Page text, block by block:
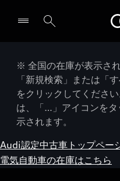
※ 全国の在庫が表示さ
「新規検索」または「
をクリックしてくださ
は、「…」アイコンを
示されます。
Audi認定中古車トップペー
電気自動車の在庫はこちら